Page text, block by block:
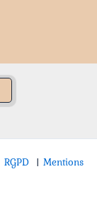
RGPD | Mentions